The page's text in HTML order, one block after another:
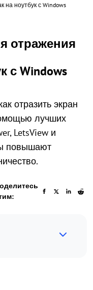
ноутбук с Windows
отражения
с Windows
отразить экран
лучших
LetsView и
повышают